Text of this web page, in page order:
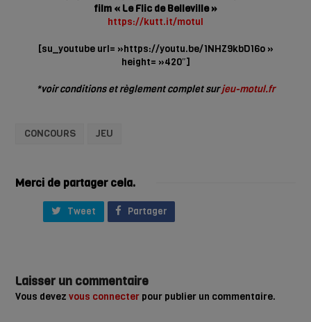
film « Le Flic de Belleville »
https://kutt.it/motul
[su_youtube url= »https://youtu.be/1NHZ9kbD16o »
height= »420″]
*voir conditions et règlement complet surjeu-motul.fr
CONCOURS JEU
Merci de partager cela.
Tweet Partager
Laisser un commentaire
Vous devezvous connecter pour publier un commentaire.